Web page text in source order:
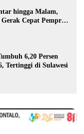
hingga Malam,
Cepat Pemprov
6,20 Persen
Tertinggi di Sulawesi